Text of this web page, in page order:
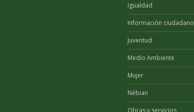
Igualdad
Información ciudadano
Juventud
Medio Ambiente
Mujer
Nébian